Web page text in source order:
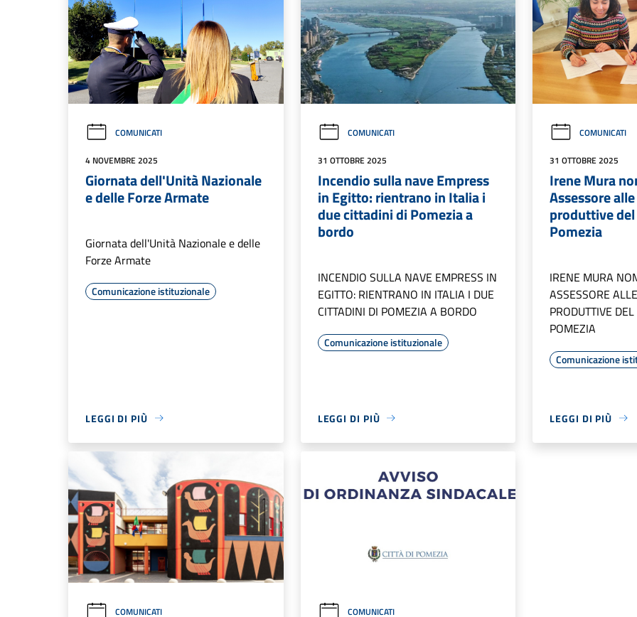
COMUNICATI
4 NOVEMBRE 2025
Giornata dell'Unità Nazionale
e delle Forze Armate
Giornata dell'Unità Nazionale e delle
Forze Armate
Comunicazione istituzionale
LEGGI DI PIÙ
COMUNICATI
31 OTTOBRE 2025
Incendio sulla nave Empress
in Egitto: rientrano in Italia i
due cittadini di Pomezia a
bordo
INCENDIO SULLA NAVE EMPRESS IN
EGITTO: RIENTRANO IN ITALIA I DUE
CITTADINI DI POMEZIA A BORDO
Comunicazione istituzionale
LEGGI DI PIÙ
COMUNICATI
31 OTTOBRE 2025
Irene Mura
Assessore
produttive
Pomezia
IRENE MURA
ASSESSORE
PRODUTTIVE
POMEZIA
Comunicazione
LEGGI DI PIÙ
COMUNICATI COMUNICATI